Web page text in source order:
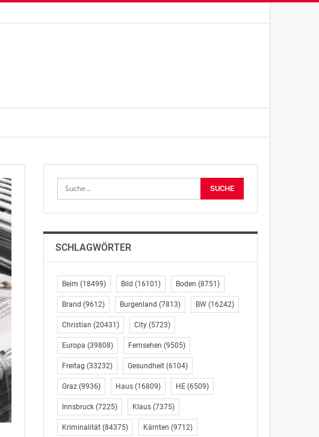
SCHLAGWÖRTER
Beim (18499) Bild (16101) Boden (8751)
Brand (9612) Burgenland (7813) BW(16242)
Christian (20431) City(5723)
Europa (39808) Fernsehen (9505)
Freitag (33232) Gesundheit(6104)
Graz(9936) Haus(16809) HE(6509)
Innsbruck(7225) Klaus(7375)
Kriminalität(84375) Kärnten (9712)